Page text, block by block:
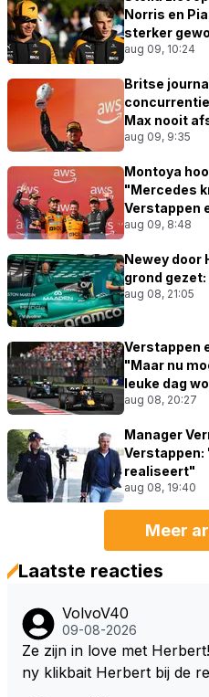
Norris en
sterker
aug 09, 10:24
Britse
Max nooit
aug 09, 9:35
Montoya
"Mercedes
Verstappen
aug 09, 8:48
Newey door
grond
aug 08, 21:05
Verstappen
"Maar nu
leuke dag
aug 08, 20:27
Manager
Verstappen:
realiseert"
aug 08, 19:40
Meer
Laatste reacties
VolvoV40
09-08-2026
Ze zijn in love met
ny klikbait Herbert bij de